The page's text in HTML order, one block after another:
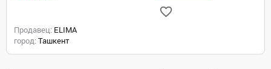
Продавец: ELIMA
город: Ташкент